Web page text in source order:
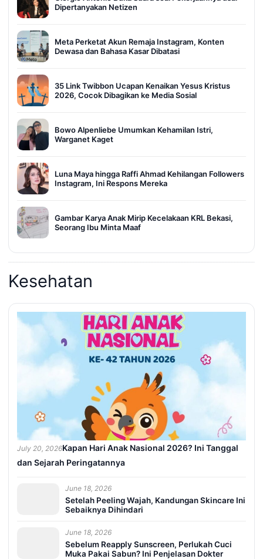
Dipertanyakan Netizen
Meta Perketat Akun Remaja Instagram, Konten
Dewasa dan Bahasa Kasar Dibatasi
35 Link Twibbon Ucapan Kenaikan Yesus Kristus
2026, Cocok Dibagikan ke Media Sosial
Bowo Alpenliebe Umumkan Kehamilan Istri,
Warganet Kaget
Luna Maya hingga Raffi Ahmad Kehilangan Followers
Instagram, Ini Respons Mereka
Gambar Karya Anak Mirip Kecelakaan KRL Bekasi,
Seorang Ibu Minta Maaf
Kesehatan
July 20, 2026Kapan Hari Anak Nasional 2026? Ini Tanggal
dan Sejarah Peringatannya
June 18, 2026
Setelah Peeling Wajah, Kandungan Skincare Ini
Sebaiknya Dihindari
June 18, 2026
Sebelum Reapply Sunscreen, Perlukah Cuci
Muka Pakai Sabun? Ini Penjelasan Dokter